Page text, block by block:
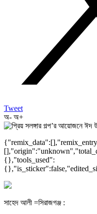
Tweet
অ- অ+
{},"tools_used":
সাহেদ আলী =সিরাজগঞ্জ :